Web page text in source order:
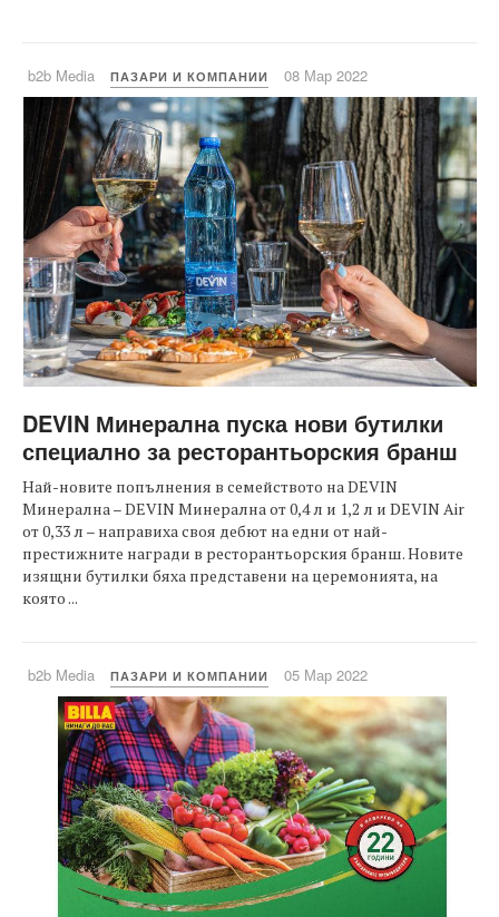
b2b Media ПАЗАРИ И КОМПАНИИ 08 Мар 2022
DEVIN Минерална пуска нови бутилки
специално за ресторантьорския бранш
Най-новите попълнения в семейството на DEVIN
Минерална – DEVIN Минерална от 0,4 л и 1,2 л и DEVIN Air
от 0,33 л – направиха своя дебют на едни от най-
престижните награди в ресторантьорския бранш. Новите
изящни бутилки бяха представени на церемонията, на
която ...
b2b Media ПАЗАРИ И КОМПАНИИ 05 Мар 2022